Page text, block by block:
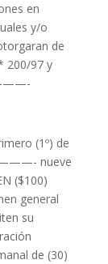
en
y/o
de
200/97 y
(1º) de
nueve
($100)
general
su
de (30)